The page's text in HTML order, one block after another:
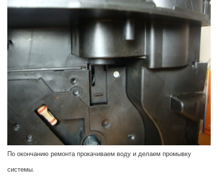
По окончанию ремонта прокачиваем воду и делаем промывку
системы.